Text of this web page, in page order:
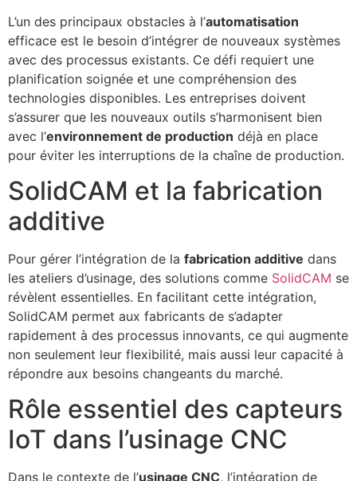
L’un des principaux obstacles à l’automatisation
efficace est le besoin d’intégrer de nouveaux systèmes
avec des processus existants. Ce défi requiert une
planification soignée et une compréhension des
technologies disponibles. Les entreprises doivent
s’assurer que les nouveaux outils s’harmonisent bien
avec l’environnement de production déjà en place
pour éviter les interruptions de la chaîne de production.
SolidCAM et la fabrication
additive
Pour gérer l’intégration de la fabrication additive dans
les ateliers d’usinage, des solutions comme SolidCAM se
révèlent essentielles. En facilitant cette intégration,
SolidCAM permet aux fabricants de s’adapter
rapidement à des processus innovants, ce qui augmente
non seulement leur flexibilité, mais aussi leur capacité à
répondre aux besoins changeants du marché.
Rôle essentiel des capteurs
IoT dans l’usinage CNC
Dans le contexte de l’usinage CNC, l’intégration de